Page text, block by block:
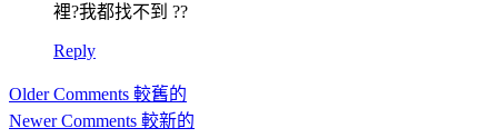
裡?我都找不到 ??
Reply
Comment
navigation
Older Comments 較舊的
Newer Comments 較新的